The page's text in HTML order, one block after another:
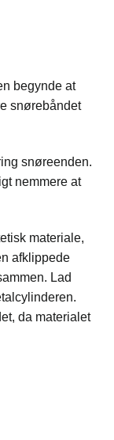
begynde at
snørebåndet
snøreenden.
nemmere at
materiale,
afklippede
Lad
da materialet